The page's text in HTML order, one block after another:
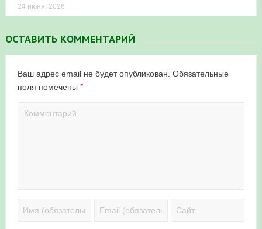
24 июня, 2026
ОСТАВИТЬ КОММЕНТАРИЙ
Ваш адрес email не будет опубликован. Обязательные
поля помечены *